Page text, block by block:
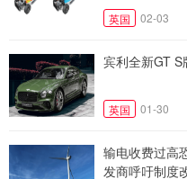
英国 02-03
宾利全新GT
英国 01-30
输电收费过高
发商呼吁制度